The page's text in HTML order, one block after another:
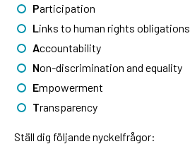
Participation
L inks to human rights obligations
Accountability
Non-discrimination and equality
Empowerment
Transparency
Ställ dig följande nyckelfrågor: